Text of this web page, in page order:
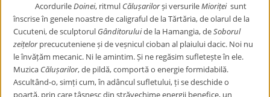
AcordurileDoinei, ritmul Călușarilorși versurileMiorițeisunt
înscrise în genele noastre de caligraful de la Tărtăria, de olarul de la
Cucuteni, de sculptorul Gânditoruluide la Hamangia, deSoborul
zeițelorprecucuteniene și de veșnicul cioban al plaiului dacic. Noi nu
le învățăm mecanic. Ni le amintim. Și ne regăsim sufletește în ele.
Muzica Călușarilor, de pildă, comportă o energie formidabilă.
Ascultând-o, simți cum, în adâncul sufletului, ți se deschide o
poartă, prin care țâșnesc din străvechime energii benefice, un